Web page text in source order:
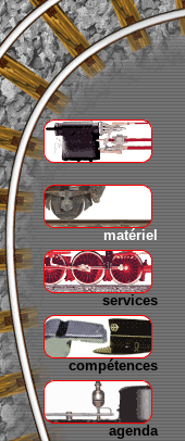
matériel
services
compétences
agenda